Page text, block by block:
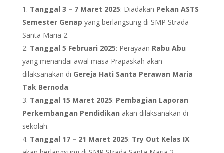
Tanggal 3 – 7 Maret 2025: Diadakan Pekan ASTS
Semester Genap yang berlangsung di SMP Strada
Santa Maria 2.
Tanggal 5 Februari 2025: Perayaan Rabu Abu
yang menandai awal masa Prapaskah akan
dilaksanakan di Gereja Hati Santa Perawan Maria
Tak Bernoda.
Tanggal 15 Maret 2025: Pembagian Laporan
Perkembangan Pendidikan akan dilaksanakan di
sekolah.
Tanggal 17 – 21 Maret 2025: Try Out Kelas IX